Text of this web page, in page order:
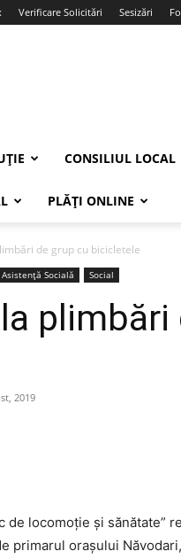
Verificare Solicitări Sesizări
CONSILIUL LOCAL
PLĂȚI ONLINE
de grup cu bicicletele
Socială Social
plimbări
2019
de locomoție și sănătate”
primarul orașului